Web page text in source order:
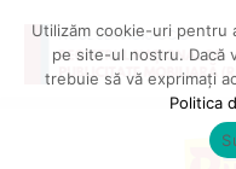
Utilizăm cookie-uri pentru
pe site-ul nostru. Dacă
trebuie să vă exprimați
Politica